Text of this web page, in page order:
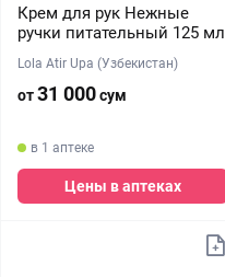
Крем для рук Нежные
ручки питательный 125 мл
Lola Atir Upa (Узбекистан)
от31 000сум
в 1 аптеке
Цены в аптеках